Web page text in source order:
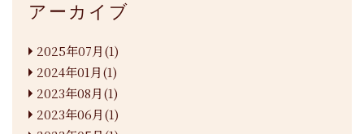
アーカイブ
2025年07月(1)
2024年01月(1)
2023年08月(1)
2023年06月(1)